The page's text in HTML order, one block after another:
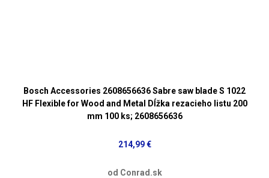
Bosch Accessories 2608656636 Sabre saw blade S 1022
HF Flexible for Wood and Metal Dĺžka rezacieho listu 200
mm 100 ks; 2608656636
214,99 €
od Conrad.sk